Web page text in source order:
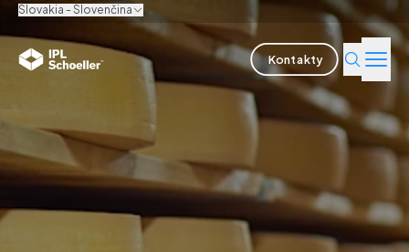
Slovakia - Slovenčina
Kontakty
Produkty a riešenia
Inovácie